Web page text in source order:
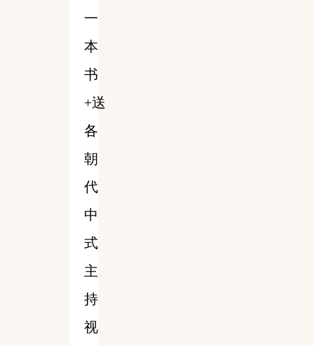
一
本
书
+送
各
朝
代
中
式
主
持
视